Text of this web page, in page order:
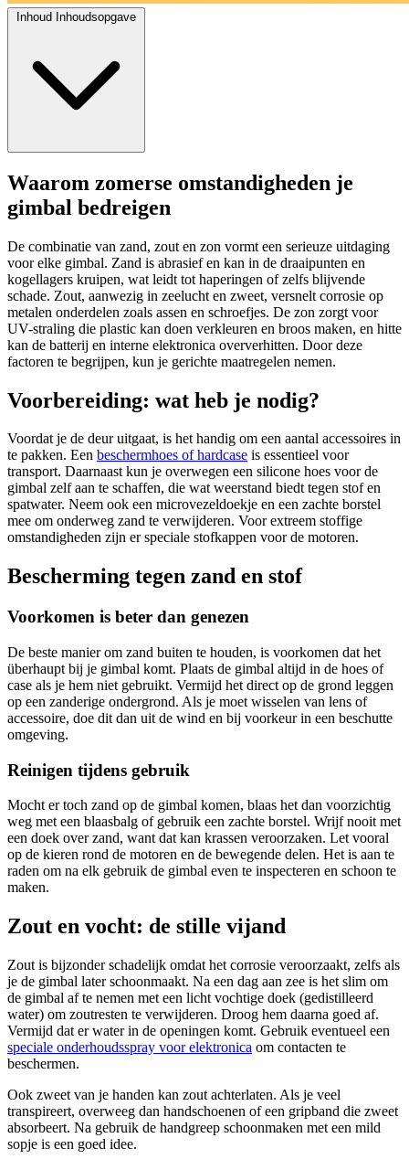
Inhoud Inhoudsopgave
Waarom zomerse omstandigheden je
gimbal bedreigen
De combinatie van zand, zout en zon vormt een serieuze uitdaging
voor elke gimbal. Zand is abrasief en kan in de draaipunten en
kogellagers kruipen, wat leidt tot haperingen of zelfs blijvende
schade. Zout, aanwezig in zeelucht en zweet, versnelt corrosie op
metalen onderdelen zoals assen en schroefjes. De zon zorgt voor
UV-straling die plastic kan doen verkleuren en broos maken, en hitte
kan de batterij en interne elektronica oververhitten. Door deze
factoren te begrijpen, kun je gerichte maatregelen nemen.
Voorbereiding: wat heb je nodig?
Voordat je de deur uitgaat, is het handig om een aantal accessoires in
te pakken. Een beschermhoes of hardcase is essentieel voor
transport. Daarnaast kun je overwegen een silicone hoes voor de
gimbal zelf aan te schaffen, die wat weerstand biedt tegen stof en
spatwater. Neem ook een microvezeldoekje en een zachte borstel
mee om onderweg zand te verwijderen. Voor extreem stoffige
omstandigheden zijn er speciale stofkappen voor de motoren.
Bescherming tegen zand en stof
Voorkomen is beter dan genezen
De beste manier om zand buiten te houden, is voorkomen dat het
überhaupt bij je gimbal komt. Plaats de gimbal altijd in de hoes of
case als je hem niet gebruikt. Vermijd het direct op de grond leggen
op een zanderige ondergrond. Als je moet wisselen van lens of
accessoire, doe dit dan uit de wind en bij voorkeur in een beschutte
omgeving.
Reinigen tijdens gebruik
Mocht er toch zand op de gimbal komen, blaas het dan voorzichtig
weg met een blaasbalg of gebruik een zachte borstel. Wrijf nooit met
een doek over zand, want dat kan krassen veroorzaken. Let vooral
op de kieren rond de motoren en de bewegende delen. Het is aan te
raden om na elk gebruik de gimbal even te inspecteren en schoon te
maken.
Zout en vocht: de stille vijand
Zout is bijzonder schadelijk omdat het corrosie veroorzaakt, zelfs als
je de gimbal later schoonmaakt. Na een dag aan zee is het slim om
de gimbal af te nemen met een licht vochtige doek (gedistilleerd
water) om zoutresten te verwijderen. Droog hem daarna goed af.
Vermijd dat er water in de openingen komt. Gebruik eventueel een
speciale onderhoudsspray voor elektronica om contacten te
beschermen.
Ook zweet van je handen kan zout achterlaten. Als je veel
transpireert, overweeg dan handschoenen of een gripband die zweet
absorbeert. Na gebruik de handgreep schoonmaken met een mild
sopje is een goed idee.